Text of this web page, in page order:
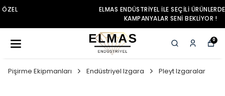
ELMAS ENDÜSTRIYEL ILE SEÇILI ÜRÜNLERDE ÖZEL
KAMPANYALAR SENI BEKLIYOR !
0
Pişirme Ekipmanları Endüstriyel Izgara Pleyt Izgaralar